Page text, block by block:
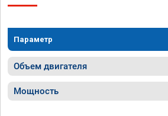
Параметр
Объем двигателя
Мощность